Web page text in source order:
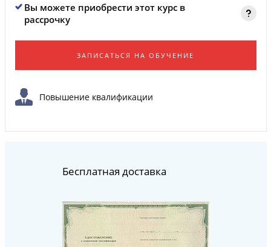
Вы можете приобрести этот курс в
рассрочку
ЗАПИСАТЬСЯ НА ОБУЧЕНИЕ
Повышение квалификации
Бесплатная доставка